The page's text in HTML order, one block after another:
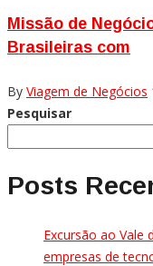
Missão de
Brasileiras com
By Viagem de Negócios
Pesquisar
Posts
Excursão ao Vale
empresas de